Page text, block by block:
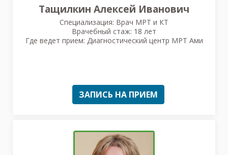
Тащилкин Алексей Иванович
Специализация: Врач МРТ и КТ
Врачебный стаж: 18 лет
Где ведет прием: Диагностический центр МРТ Ами
ЗАПИСЬ НА ПРИЕМ